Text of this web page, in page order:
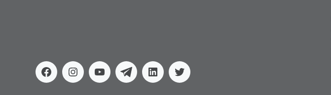
FacebookInstagram
YoutubeTelegramLinkedinTwitter